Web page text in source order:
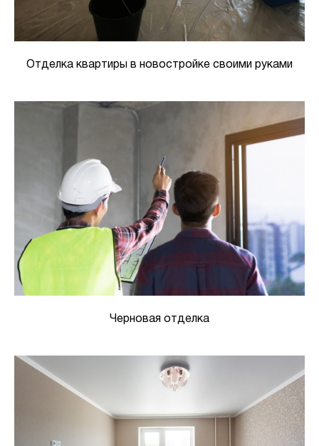
Отделка квартиры в новостройке своими руками
Черновая отделка